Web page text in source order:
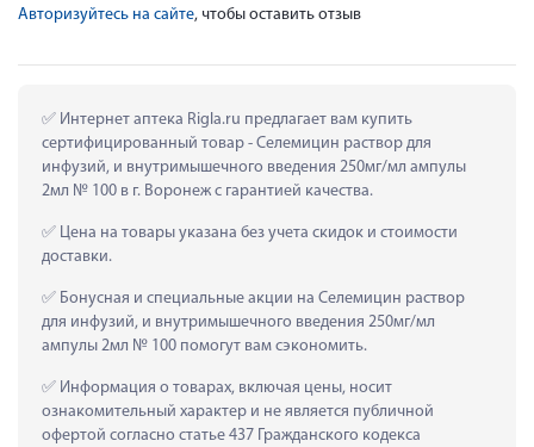
Авторизуйтесь на сайте, чтобы оставить отзыв
Интернет аптека Rigla.ru предлагает вам купить
сертифицированный товар - Селемицин раствор для
инфузий, и внутримышечного введения 250мг/мл ампулы
2мл № 100 в г. Воронеж с гарантией качества.
Цена на товары указана без учета скидок и стоимости
доставки.
Бонусная и специальные акции на Селемицин раствор
для инфузий, и внутримышечного введения 250мг/мл
ампулы 2мл № 100 помогут вам сэкономить.
Информация о товарах, включая цены, носит
ознакомительный характер и не является публичной
офертой согласно статье 437 Гражданского кодекса